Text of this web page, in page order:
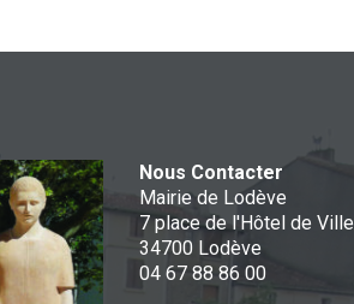
Nous Contacter
Mairie de Lodève
7 place de l'Hôtel de Ville
34700 Lodève
04 67 88 86 00